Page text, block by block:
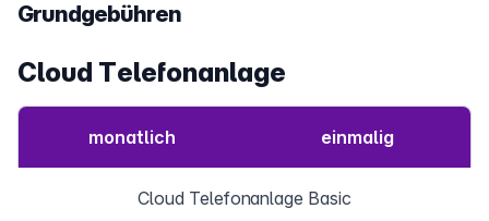
Grundgebühren
Cloud Telefonanlage
monatlich einmalig
Cloud Telefonanlage Basic